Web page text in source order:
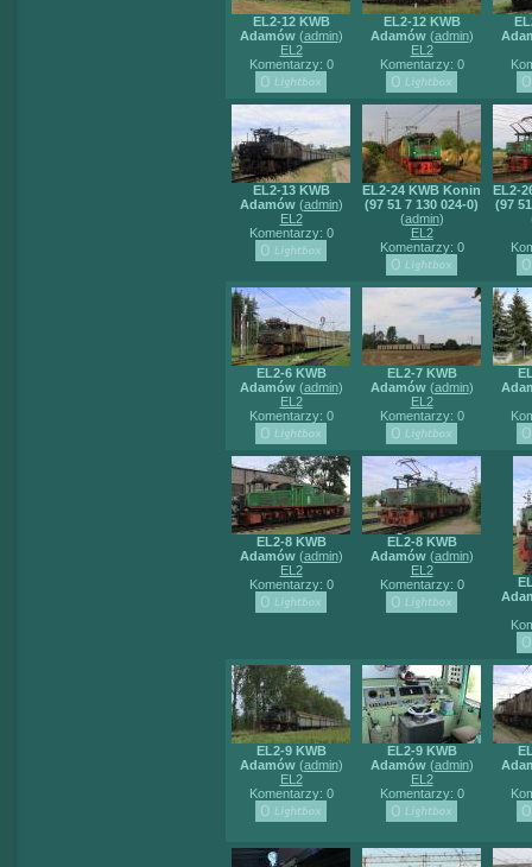
EL2-12 KWB
Adamów(admin)
EL2
Komentarzy: 0
EL2-12 KWB
Adamów(admin)
EL2
Komentarzy: 0
EL2-13 KWB
Adamów(admin)
EL2
Komentarzy: 0
EL2-24 KWB Konin
(97 51 7 130 024-0)
(admin)
EL2
Komentarzy: 0
EL2-
(97
EL2-6 KWB
Adamów(admin)
EL2
Komentarzy: 0
EL2-7 KWB
Adamów(admin)
EL2
Komentarzy: 0
EL2-8 KWB
Adamów(admin)
EL2
Komentarzy: 0
EL2-8 KWB
Adamów(admin)
EL2
Komentarzy: 0
EL2-9 KWB
Adamów(admin)
EL2
Komentarzy: 0
EL2-9 KWB
Adamów(admin)
EL2
Komentarzy: 0